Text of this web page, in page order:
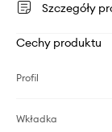
Szczegóły
Cechy produktu
Profil
Wkładka